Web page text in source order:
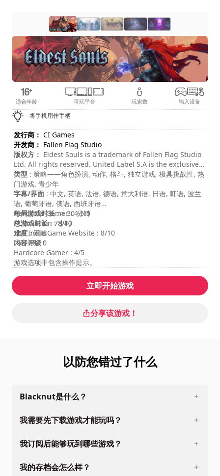
适合年龄 可玩平台 玩家数 输入设备
将手机用作手柄
发行商： CI Games
开发商： Fallen Flag Studio
版权方： Eldest Souls is a trademark of Fallen Flag Studio
Ltd. All rights reserved. United Label S.A is the exclusive
worldwide game licensee.
类型 : 策略——角色扮演, 动作, 格斗, 独立游戏, 极具挑战性, 热
门游戏, 青少年
字幕/界面 : 中文, 英语, 法语, 德语, 意大利语, 日语, 韩语, 波兰
语, 葡萄牙语, 俄语, 西班牙语
每局游戏时长: > 30 分钟
总游戏时长: 7小时
难度: 困难
内容评级:
Hardcore Gamer : 4.5/5
PC Invasion : 8/10
The Indie Game Website : 8/10
IGN : 8/10
Hardcore Gamer : 4/5
游戏选项中包含操作提示。
立即开始游戏
分享该游戏！
以防您错过了什么
Blacknut是什么？
我需要先下载游戏才能玩吗？
我订阅后能够玩到哪些游戏？
我的存档会怎么样？